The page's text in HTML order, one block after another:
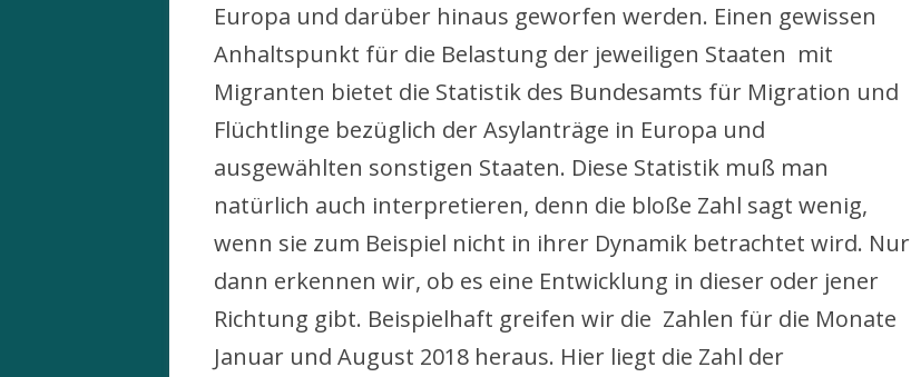
Europa und darüber hinaus geworfen werden. Einen gewissen
Anhaltspunkt für die Belastung der jeweiligen Staaten mit
Migranten bietet die Statistik des Bundesamts für Migration und
Flüchtlinge bezüglich der Asylanträge in Europa und
ausgewählten sonstigen Staaten. Diese Statistik muß man
natürlich auch interpretieren, denn die bloße Zahl sagt wenig,
wenn sie zum Beispiel nicht in ihrer Dynamik betrachtet wird. Nur
dann erkennen wir, ob es eine Entwicklung in dieser oder jener
Richtung gibt. Beispielhaft greifen wir die Zahlen für die Monate
Januar und August 2018 heraus. Hier liegt die Zahl der